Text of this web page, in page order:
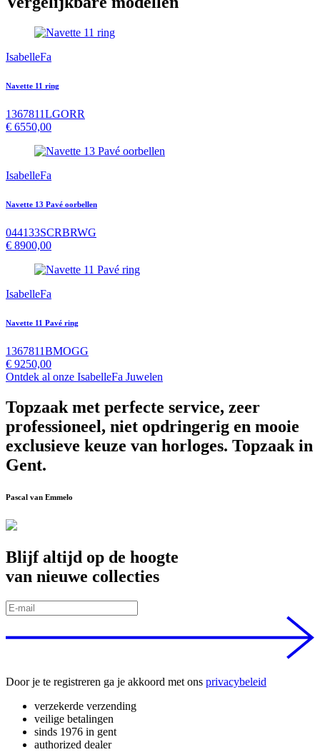
IsabelleFa
Navette 11 ring
1367811LGORR
€ 6550,00
IsabelleFa
Navette 13 Pavé oorbellen
044133SCRBRWG
€ 8900,00
IsabelleFa
Navette 11 Pavé ring
1367811BMOGG
€ 9250,00
Ontdek al onze IsabelleFa Juwelen
Topzaak met perfecte service, zeer
professioneel, niet opdringerig en mooie
exclusieve keuze van horloges. Topzaak in
Gent.
Pascal van Emmelo
Blijf altijd op de hoogte
van nieuwe collecties
Door je te registreren ga je akkoord met ons privacybeleid
verzekerde verzending
veilige betalingen
sinds 1976 in gent
authorized dealer